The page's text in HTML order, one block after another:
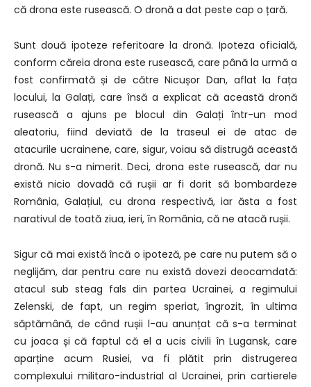
că drona este rusească. O dronă a dat peste cap o țară.
Sunt două ipoteze referitoare la dronă. Ipoteza oficială,
conform căreia drona este rusească, care până la urmă a
fost confirmată și de către Nicușor Dan, aflat la fața
locului, la Galați, care însă a explicat că această dronă
rusească a ajuns pe blocul din Galați într-un mod
aleatoriu, fiind deviată de la traseul ei de atac de
atacurile ucrainene, care, sigur, voiau să distrugă această
dronă. Nu s-a nimerit. Deci, drona este rusească, dar nu
există nicio dovadă că rușii ar fi dorit să bombardeze
România, Galațiul, cu drona respectivă, iar ăsta a fost
narativul de toată ziua, ieri, în România, că ne atacă rușii.
Sigur că mai există încă o ipoteză, pe care nu putem să o
neglijăm, dar pentru care nu există dovezi deocamdată:
atacul sub steag fals din partea Ucrainei, a regimului
Zelenski, de fapt, un regim speriat, îngrozit, în ultima
săptămână, de când rușii l-au anunțat că s-a terminat
cu joaca și că faptul că el a ucis civili în Lugansk, care
aparține acum Rusiei, va fi plătit prin distrugerea
complexului militaro-industrial al Ucrainei, prin cartierele